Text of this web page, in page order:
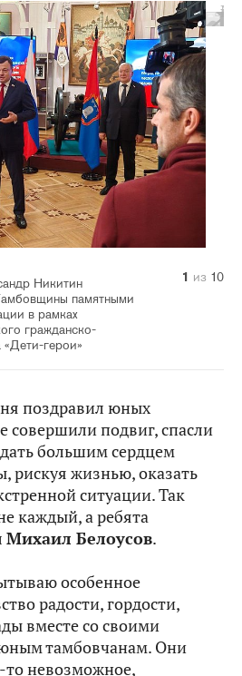
Никитин
памятными
в рамках
гражданско-
«Дети-герои»
1 из 10
2 из 10
3 из 10
4 из 10
5 из 10
6 из 10
7 из 10
8 из 10
9 из 10
10 из 10
поздравил юных
совершили подвиг, спасли
большим сердцем
рискуя жизнью, оказать
ситуации. Так
каждый, а ребята
Михаил Белоусов.
особенное
радости, гордости,
вместе со своими
тамбовчанам. Они
невозможное,